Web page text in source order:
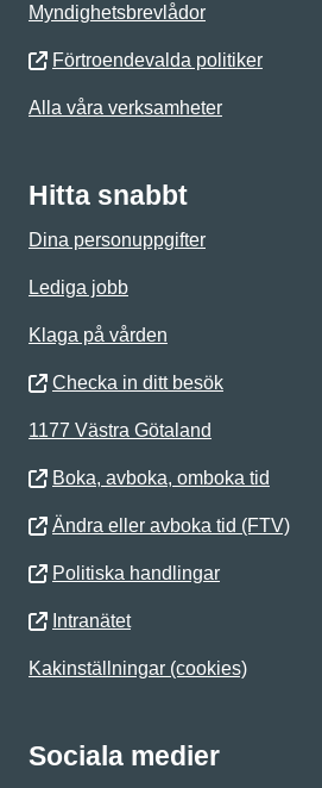
Myndighetsbrevlådor
Förtroendevalda politiker
Alla våra verksamheter
Hitta snabbt
Dina personuppgifter
Lediga jobb
Klaga på vården
Checka in ditt besök
1177 Västra Götaland
Boka, avboka, omboka tid
Ändra eller avboka tid (FTV)
Politiska handlingar
Intranätet
Kakinställningar (cookies)
Sociala medier